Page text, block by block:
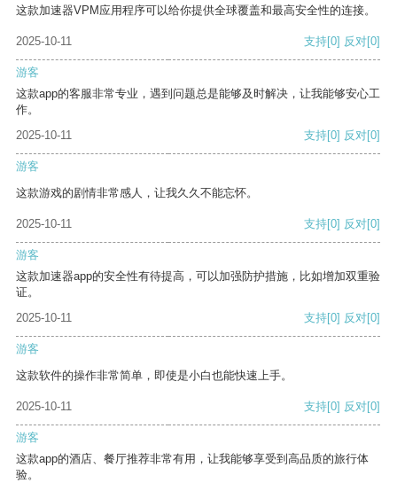
这款加速器VPM应用程序可以给你提供全球覆盖和最高安全性的连接。
2025-10-11 支持[0] 反对[0]
游客
这款app的客服非常专业，遇到问题总是能够及时解决，让我能够安心工
作。
2025-10-11
支持[0] 反对[0]
游客
这款游戏的剧情非常感人，让我久久不能忘怀。
2025-10-11 支持[0] 反对[0]
游客
这款加速器app的安全性有待提高，可以加强防护措施，比如增加双重验
证。
2025-10-11
支持[0] 反对[0]
游客
这款软件的操作非常简单，即使是小白也能快速上手。
2025-10-11 支持[0] 反对[0]
游客
这款app的酒店、餐厅推荐非常有用，让我能够享受到高品质的旅行体
验。